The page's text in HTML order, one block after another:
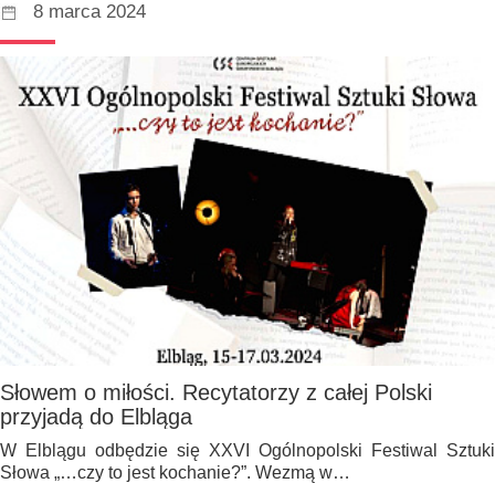
8 marca 2024
Słowem o miłości. Recytatorzy z całej Polski
przyjadą do Elbląga
W Elblągu odbędzie się XXVI Ogólnopolski Festiwal Sztuki
Słowa „…czy to jest kochanie?”. Wezmą w…